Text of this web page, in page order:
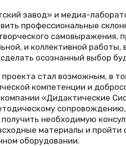
завод» и медиа-
профессиональные
самовыражения,
и коллективной работы,
осознанный выбор
проекта стал возможным, в
компетенции и
«Дидактические
необходимую
материалы и пройти
оборудовании.